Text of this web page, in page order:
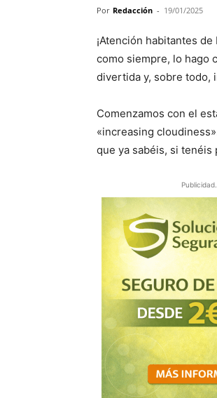
Por Redacción - 19/01/2025
¡Atención habitantes
como siempre, lo hago
divertida y, sobre todo,
Comenzamos con el
«increasing
que ya sabéis, si tenéis
Publicidad.